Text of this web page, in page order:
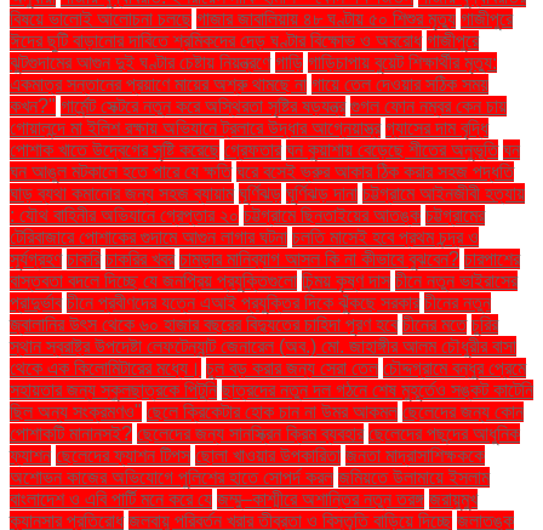
বিষয়ে ভালোই আলোচনা চলছে গাজার জাবালিয়ায় ৪৮ ঘণ্টায় ৫০ শিশুর মৃত্যু গাজীপুরে
ঈদের ছুটি বাড়ানোর দাবিতে শ্রমিকদের দেড় ঘণ্টার বিক্ষোভ ও অবরোধ গাজীপুরে
ঝুটগুদামের আগুন দুই ঘণ্টার চেষ্টায় নিয়ন্ত্রণে গাড়ি গাড়িচাপায় বুয়েট শিক্ষার্থীর মৃত্যু:
একমাত্র সন্তানের প্রয়াণে মায়ের অশ্রু থামছে না গায়ে তেল দেওয়ার সঠিক সময়
কখন?" গার্মেন্ট সেক্টরে নতুন করে অস্থিরতা সৃষ্টির ষড়যন্ত্র গুগল ফোন নম্বর কেন চায়
গোয়ালন্দে মা ইলিশ রক্ষায় অভিযানে ট্রলারে উদ্ধার আগ্নেয়াস্ত্র গ্যাসের দাম বৃদ্ধি
পোশাক খাতে উদ্বেগের সৃষ্টি করেছে গ্রেফতার ঘন কুয়াশায় বেড়েছে শীতের অনুভূতি ঘন
ঘন আঙুল মটকালে হতে পারে যে ক্ষতি ঘরে বসেই ভ্রুর আকার ঠিক করার সহজ পদ্ধতি
ঘাড় ব্যথা কমানোর জন্য সহজ ব্যায়াম ঘূর্ণিঝড় ঘূর্ণিঝড় দানা চট্টগ্রামে আইনজীবী হত্যায়
: যৌথ বাহিনীর অভিযানে গ্রেপ্তার ২০ চট্টগ্রামে ছিনতাইয়ের আতঙ্ক চট্টগ্রামের
টেরিবাজারে পোশাকের গুদামে আগুন লাগার ঘটনা চলতি মাসেই হবে প্রথম চন্দ্র ও
সূর্যগ্রহণ চাকরি চাকরির খবর চামড়ার মানিব্যাগ আসল কি না কীভাবে বুঝবেন? চারপাশের
বাস্তবতা বদলে দিচ্ছে যে জনপ্রিয় প্রযুক্তিগুলো চিন্ময় কৃষ্ণ দাস চীনে নতুন ভাইরাসের
প্রাদুর্ভাব চীনে প্রবীণদের যত্নে এআই প্রযুক্তির দিকে ঝুঁকছে সরকার চীনের নতুন
জ্বালানির উৎস থেকে ৬০ হাজার বছরের বিদ্যুতের চাহিদা পূরণ হবে চীনের মতে চুরির
স্থান স্বরাষ্ট্র উপদেষ্টা লেফটেন্যান্ট জেনারেল (অব.) মো. জাহাঙ্গীর আলম চৌধুরীর বাসা
থেকে এক কিলোমিটারের মধ্যে। চুল বড় করার জন্য সেরা তেল চৌদ্দগ্রামে বন্ধুর প্রেমে
সহায়তার জন্য স্কুলছাত্রকে পিটুনি ছাত্রদের নতুন দল গঠনে শেষ মুহূর্তেও সঙ্কট কাটেনি
ছিল অন্য সংক্রমণও" ছেলে ক্রিকেটার হোক চান না উমর আকমল ছেলেদের জন্য কোন
পোশাকটি মানানসই? ছেলেদের জন্য সানস্ক্রিন ক্রিম ব্যবহার ছেলেদের পছন্দের আধুনিক
ফ্যাশন ছেলেদের ফ্যাশন টিপস ছোলা খাওয়ার উপকারিতা জনতা মাদ্রাসাশিক্ষককে
অশোভন কাজের অভিযোগে পুলিশের হাতে সোপর্দ করল জমিয়তে উলামায়ে ইসলাম
বাংলাদেশ ও এবি পার্টি মনে করে যে জম্মু–কাশ্মীরে অশান্তির নতুন তরঙ্গ জরায়ুমুখ
ক্যানসার প্রতিরোধ জলবায়ু পরিবর্তন খরার তীব্রতা ও বিস্তৃতি বাড়িয়ে দিচ্ছে জলাতঙ্ক